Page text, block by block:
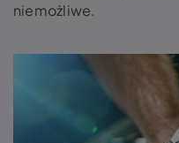
niemożliwe.